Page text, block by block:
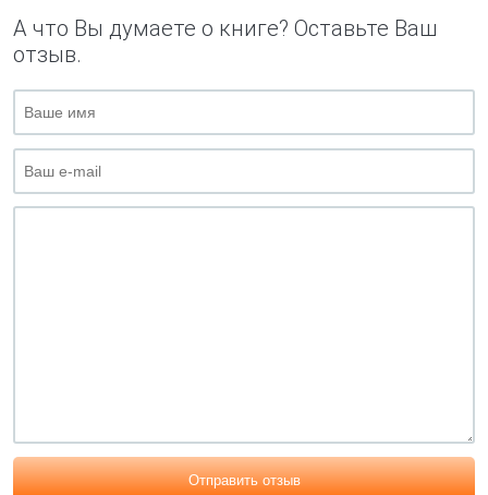
А что Вы думаете о книге? Оставьте Ваш
отзыв.
Отправить отзыв